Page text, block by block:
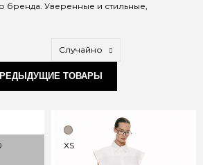
бренда. Уверенные и стильные,
Случайно
ТОВАРЫ
XS